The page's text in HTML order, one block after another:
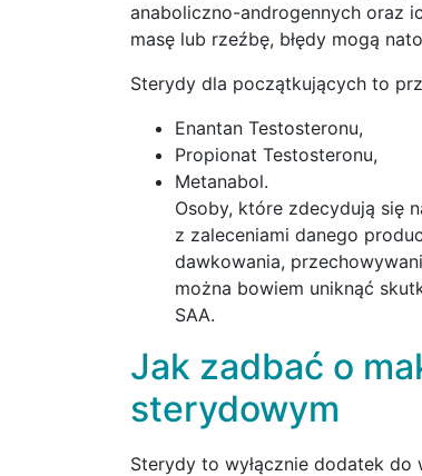
anaboliczno-androgennych oraz
masę lub rzeźbę, błędy mogą
Sterydy dla początkujących to
Enantan Testosteronu,
Propionat Testosteronu,
Metanabol.
Osoby, które zdecydują się
z zaleceniami danego
dawkowania,
można bowiem uniknąć
SAA.
Jak zadbać o
sterydowym
Sterydy to wyłącznie dodatek do